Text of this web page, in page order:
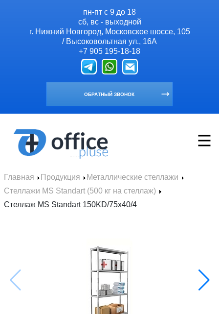
пн-пт с 9 до 18
сб, вс - выходной
г. Нижний Новгород, Московское шоссе, 105
/ Высоковольтная ул., 16А
+7 905 195-18-18
ОБРАТНЫЙ ЗВОНОК
Главная
Продукция
Металлическая мебель
Производственная мебель
Другая продукция
Главная Продукция
Металлические стеллажи
Стеллажи MS Standart (500 кг на стеллаж)
Стеллаж MS Standart 150KD/75x40/4